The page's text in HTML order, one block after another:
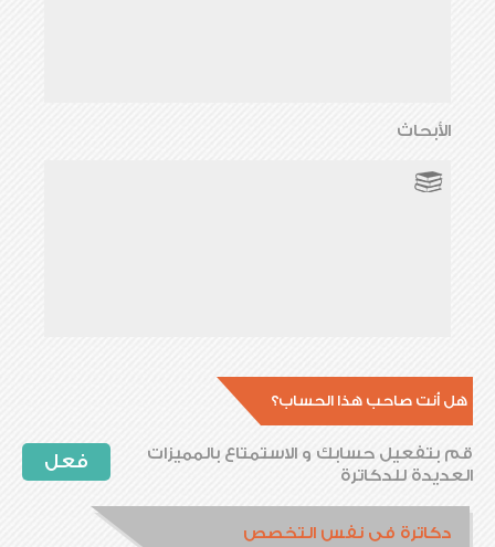
الأبحاث
هل أنت صاحب هذا الحساب؟
فعل
قم بتفعيل حسابك و الاستمتاع بالمميزات
العديدة للدكاترة
دكاترة فى نفس التخصص